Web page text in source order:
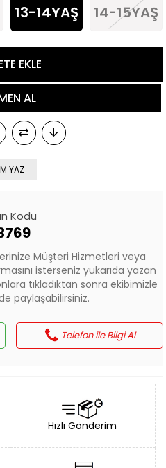
13-14YAŞ 14-15YAŞ
YAZ
Kodu
Müşteri Hizmetleri veya
isterseniz yukarıda yazan
tıkladıktan sonra ekibimizle
paylaşabilirsiniz.
Telefon ile Bilgi Al
Hızlı Gönderim